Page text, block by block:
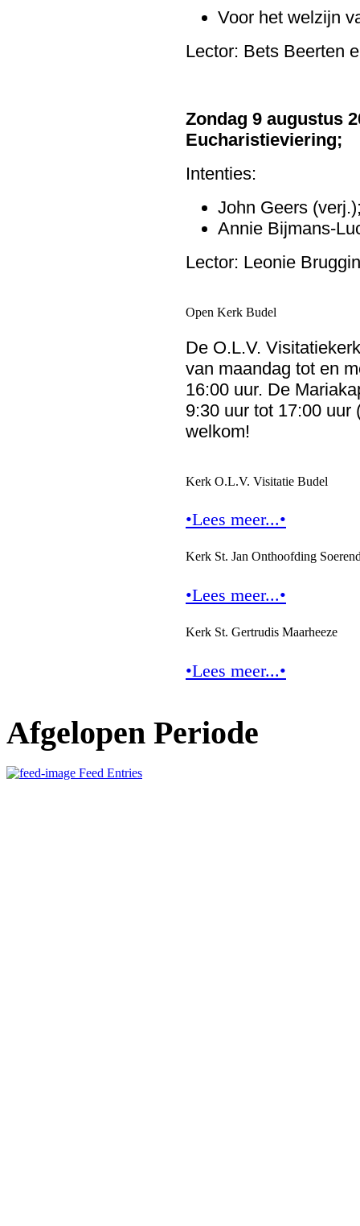
Voor het welzijn
Lector: Bets Beerten
Zondag 9 augustus
Eucharistieviering;
Intenties:
John Geers
Annie Bijmans-
Lector: Leonie
Open Kerk Budel
De O.L.V.
van maandag tot en
16:00 uur. De
9:30 uur tot 17:00 uur
welkom!
Kerk O.L.V. Visitatie Budel
•Lees meer...•
Kerk St. Jan Onthoofding
•Lees meer...•
Kerk St. Gertrudis Maarheeze
•Lees meer...•
Afgelopen Periode
Feed Entries